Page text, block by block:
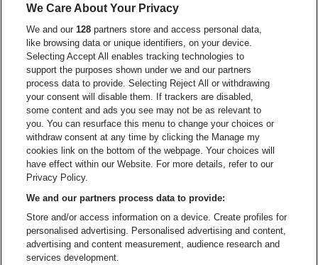
Ga naar de website van Het logo van
Ga naar de
Ga naar de website van Croky
Ga naar de website van
Ga naar de website van Le Soir
Ga naar de
Ga naar de website van
Vorst Nationaal is een deel van be•at
Vorst Nationaal
Be-At Venues
Schijnpoortweg 119, 2170 Antwerpen
BTW (BE) 0461.051.688 - RPR Antwerpen
BNP Paribas Fortis - IBAN: BE93 2200 4925 0067 - BIC:
We Care About Your Privacy
We and our128 partners store and access personal data,
like browsing data or unique identifiers, on your device.
Selecting Accept All enables tracking technologies to
support the purposes shown under we and our partners
process data to provide. Selecting Reject All or withdrawing
your consent will disable them. If trackers are disabled,
some content and ads you see may not be as relevant to
you. You can resurface this menu to change your choices or
withdraw consent at any time by clicking the Manage my
cookies link on the bottom of the webpage. Your choices will
have effect within our Website. For more details, refer to our
Privacy Policy.
We and our partners process data to provide:
Store and/or access information on a device. Create profiles for
personalised advertising. Personalised advertising and content,
advertising and content measurement, audience research and
services development.